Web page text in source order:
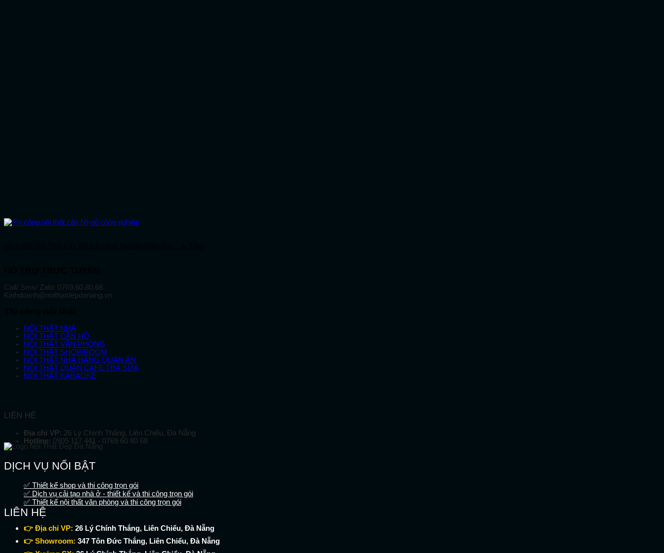
Call/ Sms/ Zalo: 0769.60.80.68
Kinhdoanh@noithatdepdanang.vn
NỘI THẤT NHÀ
NỘI THẤT CĂN HỘ
NỘI THẤT VĂN PHÒNG
NỘI THẤT SHOWROOM
NỘI THẤT NHÀ HÀNG QUÁN ĂN
NỘI THẤT QUÁN CAFE TRÀ SỮA
NỘI THẤT KARAOKE
LIÊN HỆ
Địa chỉ VP: 26 Lý Chính Thắng, Liên Chiểu, Đà Nẵng
Hotline: 0905 117 441 - 0769 60 80 68
DỊCH VỤ NỔI BẬT
✅ Thiết kế shop và thi công trọn gói
✅ Dịch vụ cải tạo nhà ở - thiết kế và thi công trọn gói
✅ Thiết kế nội thất văn phòng và thi công trọn gói
LIÊN HỆ
👉 Địa chỉ VP: 26 Lý Chính Thắng, Liên Chiểu, Đà Nẵng
👉 Showroom: 347 Tôn Đức Thắng, Liên Chiểu, Đà Nẵng